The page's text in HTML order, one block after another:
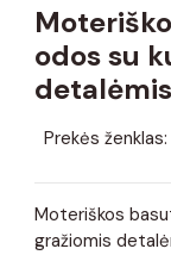
odos su
Prekės ženklas:
Moteriškos
gražiomis